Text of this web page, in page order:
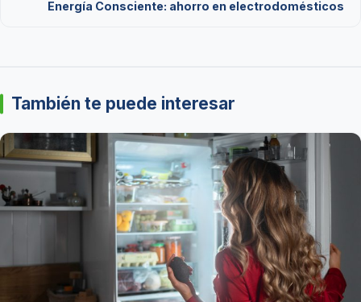
Energía Consciente: ahorro en electrodomésticos
También te puede interesar